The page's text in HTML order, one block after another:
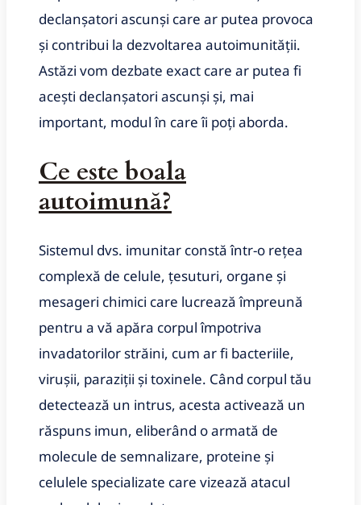
declanșatori ascunși care ar putea provoca
și contribui la dezvoltarea autoimunității.
Astăzi vom dezbate exact care ar putea fi
acești declanșatori ascunși și, mai
important, modul în care îi poți aborda.
Ce este boala
autoimună?
Sistemul dvs. imunitar constă într-o rețea
complexă de celule, țesuturi, organe și
mesageri chimici care lucrează împreună
pentru a vă apăra corpul împotriva
invadatorilor străini, cum ar fi bacteriile,
virușii, paraziții și toxinele. Când corpul tău
detectează un intrus, acesta activează un
răspuns imun, eliberând o armată de
molecule de semnalizare, proteine ​​​​​​și
celulele specializate care vizează atacul